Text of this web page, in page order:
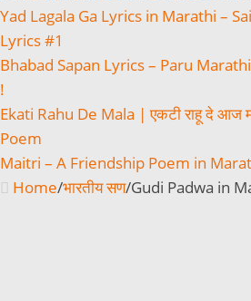
Yad Lagala Ga Lyrics in Marathi –
Lyrics #1
Bhabad Sapan Lyrics – Paru Marathi
!
Ekati Rahu De Mala | एकटी राहू दे
Poem
Maitri – A Friendship Poem in
Home/भारतीय सण/Gudi Padwa in